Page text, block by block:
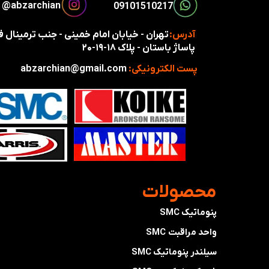
آدرس:تهران - خیابان امام خمینی - جنب
پاساژ باستان - پلاک ۱۸-۱۹-۲۰
پست الکترونیکی: abzarchian@gmail.com
​​09101510217​​​​​​​
​​​abzarchian@
​محصولات
پنوماتیک SMC
واحد مراقبت SMC
سیلندر پنوماتیک SMC